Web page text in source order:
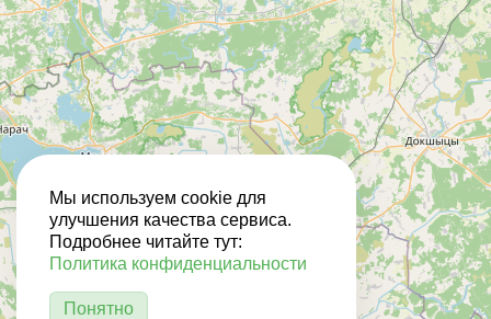
Мы используем cookie для
улучшения качества сервиса.
Подробнее читайте тут:
Политика конфиденциальности
Понятно